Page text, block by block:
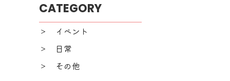
CATEGORY
＞ イベント
＞ 日常
＞ その他